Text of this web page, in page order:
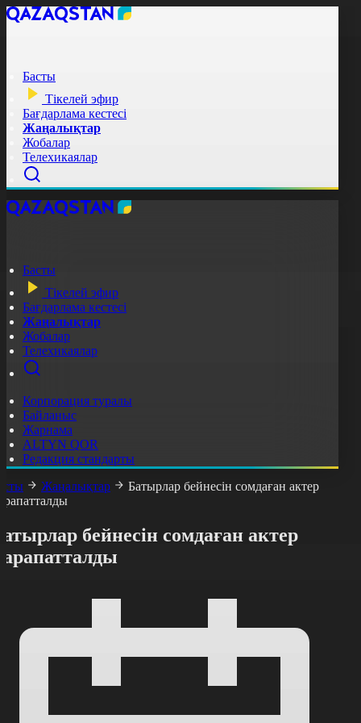
Басты
Тікелей эфир
Бағдарлама кестесі
Жаңалықтар
Жобалар
Телехикаялар
Басты
Тікелей эфир
Бағдарлама кестесі
Жаңалықтар
Жобалар
Телехикаялар
Корпорация туралы
Байланыс
Жарнама
ALTYN QOR
Редакция стандарты
Жаңалықтар
Батырлар бейнесін сомдаған актер
бейнесін сомдаған актер